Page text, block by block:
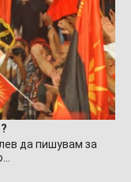
да пишувам за